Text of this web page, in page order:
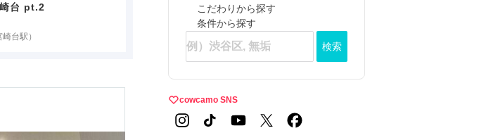
台 pt.2
崎台駅）
こだわりから探す
条件から探す
検索
cowcamo SNS